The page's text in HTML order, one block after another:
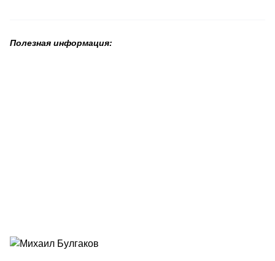
Полезная информация: